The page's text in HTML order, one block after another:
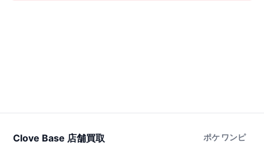
Clove Base 店舗買取
ポケ ワンピ